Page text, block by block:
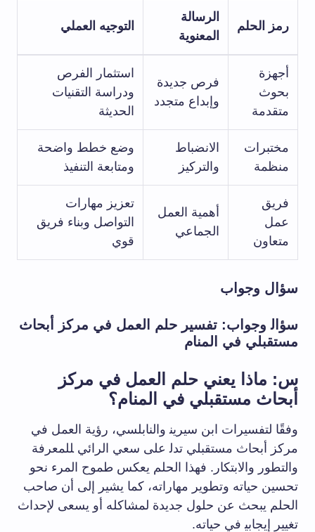
رمز الحلم
الرسالة⁣
المعنوية
التوجيه العملي
أجهزة
بحوث
متقدمة
فرص جديدة​
وإبداع متجدد
استثمار‌ الفرص
ودراسة التقنيات
الحديثة
مختبرات
منظمة
الانضباط
والتركيز
وضع خطط⁣ واضحة
ومتابعة التنفيذ
فريق
عمل
متعاون
أهمية ‌العمل
الجماعي
تعزيز مهارات
التواصل وبناء فريق
قوي
سؤال وجواب
سؤال‍ وجواب: تفسير حلم العمل في مركز أبحاث
مستقبلي‌ في المنام
س: ماذا‍ يعني ⁣حلم⁣ العمل في مركز
أبحاث مستقبلي⁤ في المنام؟
وفقًا لتفسيرات ابن ⁢سيرين‍ والنابلسي، رؤية العمل في
مركز ⁤أبحاث ⁢مستقبلي تدل‍ على سعي الرائي ‍للمعرفة
والتطور‌ والابتكار. فهذا ​الحلم يعكس ‌طموح ⁢المرء⁣ نحو
تحسين حياته وتطوير مهاراته، كما​ يشير إلى أن ⁢صاحب
الحلم يبحث عن حلول ‌جديدة لمشاكله أو يسعى لإحداث⁤
تغيير⁤ إيجابي‍ في⁣ حياته.